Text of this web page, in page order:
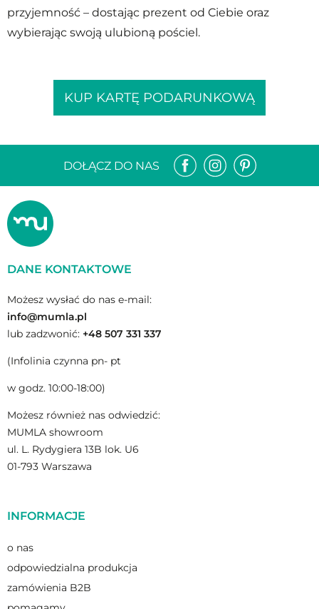
przyjemność – dostając prezent od Ciebie oraz
wybierając swoją ulubioną pościel.
KUP KARTĘ PODARUNKOWĄ
DOŁĄCZ DO NAS
DANE KONTAKTOWE
Możesz wysłać do nas e-mail:
info@mumla.pl
lub zadzwonić: +48 507 331 337
(Infolinia czynna pn- pt
w godz. 10:00-18:00)
Możesz również nas odwiedzić:
MUMLA showroom
ul. L. Rydygiera 13B lok. U6
01-793 Warszawa
INFORMACJE
o nas
odpowiedzialna produkcja
zamówienia B2B